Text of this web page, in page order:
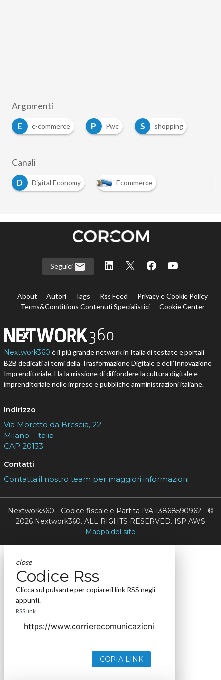
Argomenti
E
e-commerce P Pwc S shopping
Canali
D
Digital Economy Ecommerce
Seguici
About Autori Tags Rss Feed
Privacy e Cookie Policy
Terms&Conditions Contenuti Specialistici
Cookie Center
Nextwork360 è il più grande network in Italia di testate e portali
B2B dedicati ai temi della Trasformazione Digitale e dell’Innovazione
Imprenditoriale. Ha la missione di diffondere la cultura digitale e
imprenditoriale nelle imprese e pubbliche amministrazioni italiane.
Indirizzo
Via Moretto da Brescia, 22
Milano - Italia
CAP 20133
Contatti
Contatta il nostro team per maggiori informazioni
Nextwork360 - Codice fiscale e Partita IVA 13868590962 - ©
2026 Nextwork360. ALL RIGHTS RESERVED. ISP AWS
Mappa del sito
close
Codice Rss
Clicca sul pulsante per copiare il link RSS negli
appunti.
RSS link
COPIA LINK